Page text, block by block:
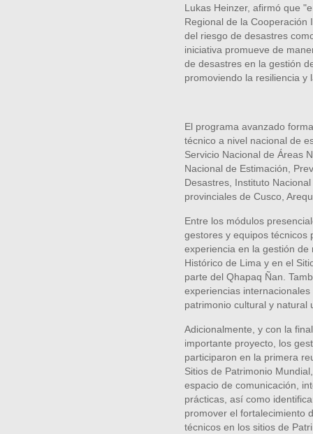
Lukas Heinzer, afirmó que
Regional de la Cooperación
del riesgo de desastres
iniciativa promueve de
de desastres en la gestión
promoviendo la resiliencia y
El programa avanzado
técnico a nivel nacional de
Servicio Nacional de Áreas
Nacional de Estimación,
Desastres, Instituto
provinciales de Cusco,
Entre los módulos
gestores y equipos técnicos
experiencia en la gestión
Histórico de Lima y en el
parte del Qhapaq Ñan.
experiencias
patrimonio cultural y natural
Adicionalmente, y con la
importante proyecto, los
participaron en la primera
Sitios de Patrimonio
espacio de comunicación,
prácticas, así como
promover el fortalecimiento
técnicos en los sitios de